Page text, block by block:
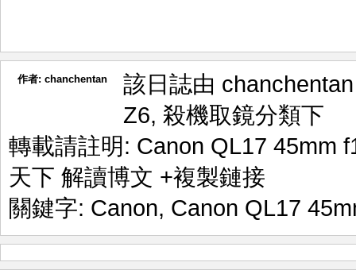
作者: chanchentan
該日誌由
Z6, 殺機取鏡分類下
轉載請註明: Canon QL17 45mm
天下 解讀博文 +複製鏈接
關鍵字: Canon, Canon QL17